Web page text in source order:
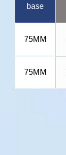
base
75MM
75MM